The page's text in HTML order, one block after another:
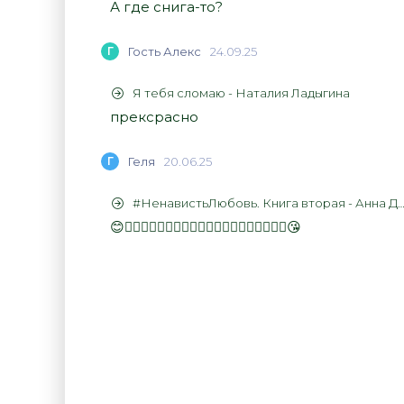
А где снига-то?
Г Гость Алекс 24.09.25
Я тебя сломаю - Наталия Ладыгина
прексрасно
Г Геля 20.06.25
#НенавистьЛюбовь. Книга вторая - Анна Джейн
😊👍🏻👍🏻👍🏻👍🏻👍🏻👍🏻👍🏻👍🏻👍🏻👍🏻😘